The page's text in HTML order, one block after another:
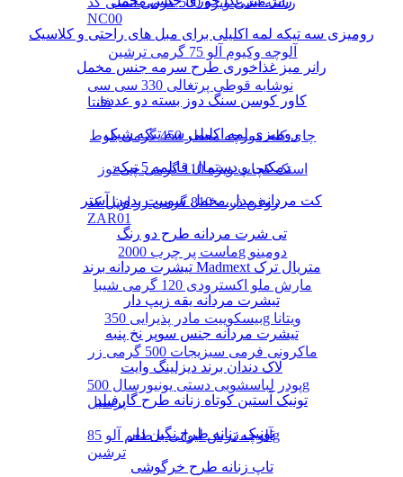
NC00
آلوچه وکیوم آلو 75 گرمی ترشین
نوشابه قوطی پرتغالی 330 سی سی
فانتا
چای کله مورچه معطر 450 گرمی بلوط
اسنک کچاپ ویژه 110 گرمی چی توز
روغن ذرت 810 گرمی زر اویل کد
ZAR01
ماست پر چرب 2000g دومینو
مارش ملو اکسترودی 120 گرمی شیبا
بیسکوییت مادر پذیرایی 350g ویتانا
ماکرونی فرمی سبزیجات 500 گرمی زر
پودر لباسشویی دستی یونیورسال 500g
پرسیل
آلوچه ترش لیوانی با طعم آلو 85g
ترشین
رومیزی سه تیکه لمه اکلیلی برای مبل های راحتی و کلاسیک
رانر میز غذاخوری طرح سرمه جنس مخمل
کاور کوسن سنگ دوز بسته دو عددی
رومیزی لمه اکلیلی سه تیکه شیک
دمکنی و دستمال قابلمه 5 تیکه
کت مردانه مدل مخمل سوییت بدون آستر
تی شرت مردانه طرح دو رنگ
تیشرت مردانه برند Madmext متریال ترک
تیشرت مردانه یقه زیپ دار
تیشرت مردانه جنس سوپر نخ پنبه
لاک دندان برند دیزلینگ وایت
تونیک آستین کوتاه زنانه طرح گارفیلد
تونیک زنانه طرح نگین دار
تاپ زنانه طرح خرگوشی